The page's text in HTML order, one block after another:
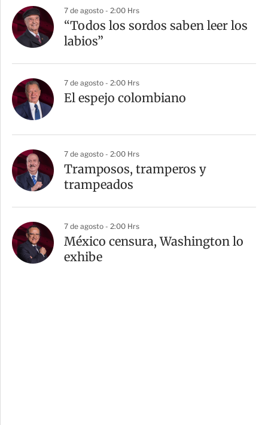
7 de agosto - 2:00 Hrs
“Todos los sordos saben leer los
labios”
7 de agosto - 2:00 Hrs
El espejo colombiano
7 de agosto - 2:00 Hrs
Tramposos, tramperos y
trampeados
7 de agosto - 2:00 Hrs
México censura, Washington lo
exhibe